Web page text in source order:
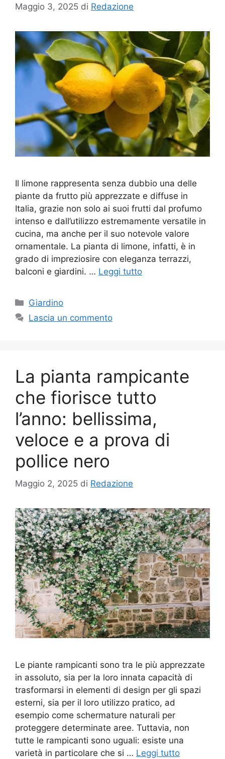
Maggio 3, 2025 di Redazione
Il limone rappresenta senza dubbio una delle
piante da frutto più apprezzate e diffuse in
Italia, grazie non solo ai suoi frutti dal profumo
intenso e dall’utilizzo estremamente versatile in
cucina, ma anche per il suo notevole valore
ornamentale. La pianta di limone, infatti, è in
grado di impreziosire con eleganza terrazzi,
balconi e giardini. … Leggi tutto
Categorie
Giardino
Lascia un commento
La pianta rampicante
che fiorisce tutto
l’anno: bellissima,
veloce e a prova di
pollice nero
Maggio 2, 2025 di Redazione
Le piante rampicanti sono tra le più apprezzate
in assoluto, sia per la loro innata capacità di
trasformarsi in elementi di design per gli spazi
esterni, sia per il loro utilizzo pratico, ad
esempio come schermature naturali per
proteggere determinate aree. Tuttavia, non
tutte le rampicanti sono uguali: esiste una
varietà in particolare che si … Leggi tutto